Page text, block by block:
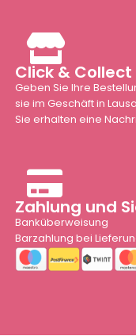
Click & Collect
Geben Sie Ihre
sie im Geschäft in
Sie erhalten eine
Zahlung und
Banküberweisung
Barzahlung bei